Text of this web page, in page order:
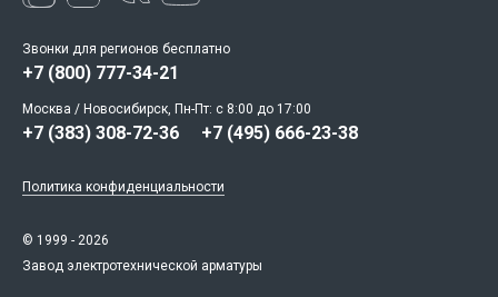
Звонки для регионов бесплатно
+7 (800) 777-34-21
Москва / Новосибирск, Пн-Пт: с 8:00 до 17:00
+7 (383) 308-72-36 +7 (495) 666-23-38
Политика конфиденциальности
© 1999 - 2026
Завод электротехнической арматуры